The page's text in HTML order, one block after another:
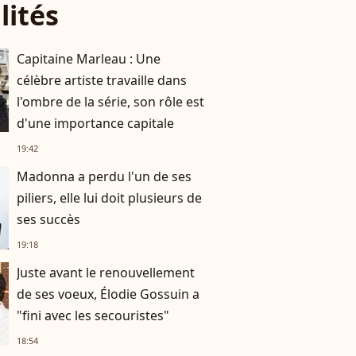
Capitaine Marleau : Une
célèbre artiste travaille dans
l'ombre de la série, son rôle est
d'une importance capitale
19:42
Madonna a perdu l'un de ses
piliers, elle lui doit plusieurs de
ses succès
19:18
Juste avant le renouvellement
de ses voeux, Élodie Gossuin a
"fini avec les secouristes"
18:54